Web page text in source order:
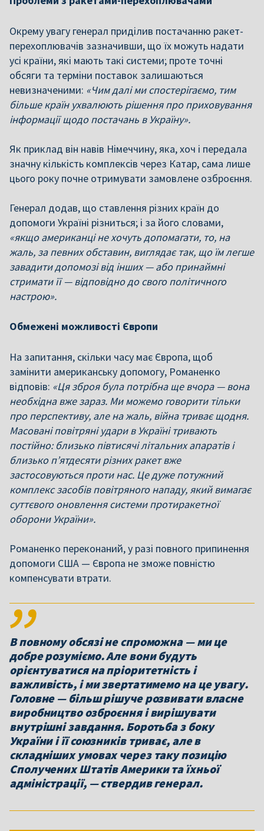
Окрему увагу генерал приділив постачанню ракет-
перехоплювачів зазначивши, що їх можуть надати
усі країни, які мають такі системи; проте точні
обсяги та терміни поставок залишаються
невизначеними: «Чим далі ми спостерігаємо, тим
більше країн ухвалюють рішення про приховування
інформації щодо постачань в Україну».
Як приклад він навів Німеччину, яка, хоч і передала
значну кількість комплексів через Катар, сама лише
цього року почне отримувати замовлене озброєння.
Генерал додав, що ставлення різних країн до
допомоги Україні різниться; і за його словами,
«якщо американці не хочуть допомагати, то, на
жаль, за певних обставин, виглядає так, що їм легше
завадити допомозі від інших — або принаймні
стримати її — відповідно до свого політичного
настрою».
Обмежені можливості Європи
На запитання, скільки часу має Європа, щоб
замінити американську допомогу, Романенко
відповів: «Ця зброя була потрібна ще вчора — вона
необхідна вже зараз. Ми можемо говорити тільки
про перспективу, але на жаль, війна триває щодня.
Масовані повітряні удари в Україні тривають
постійно: близько півтисячі літальних апаратів і
близько п’ятдесяти різних ракет вже
застосовуються проти нас. Це дуже потужний
комплекс засобів повітряного нападу, який вимагає
суттєвого оновлення системи протиракетної
оборони України».
Романенко переконаний, у разі повного припинення
допомоги США — Європа не зможе повністю
компенсувати втрати.
В повному обсязі не спроможна — ми це
добре розуміємо. Але вони будуть
орієнтуватися на пріоритетність і
важливість, і ми звертатимемо на це увагу.
Головне — більш рішуче розвивати власне
виробництво озброєння і вирішувати
внутрішні завдання. Боротьба з боку
України і її союзників триває, але в
складніших умовах через таку позицію
Сполучених Штатів Америки та їхньої
адміністрації, — ствердив генерал.